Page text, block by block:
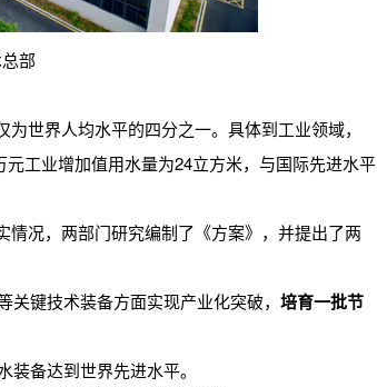
部
世界人均水平的四分之一。具体到工业领域，
工业增加值用水量为24立方米，与国际先进水平
况，两部门研究编制了《方案》，并提出了两
键技术装备方面实现产业化突破， 培育一批节
备达到世界先进水平。